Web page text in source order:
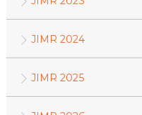
JIMR 2024
JIMR 2025